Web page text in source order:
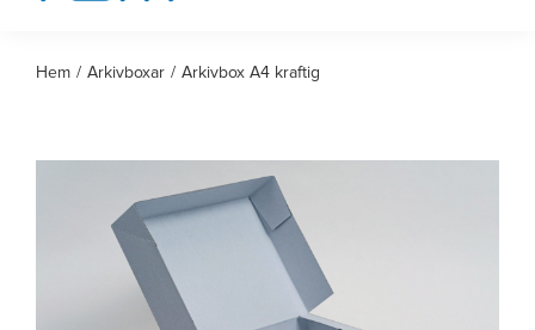
Produkter
Webbshop
Hem Arkivboxar Arkivbox A4 kraftig